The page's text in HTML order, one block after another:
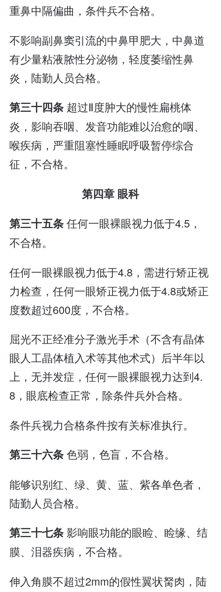
重鼻中隔偏曲，条件兵不合格。
不影响副鼻窦引流的中鼻甲肥大，中鼻道
有少量粘液脓性分泌物，轻度萎缩性鼻
炎，陆勤人员合格。
第三十四条 超过Ⅱ度肿大的慢性扁桃体
炎，影响吞咽、发音功能难以治愈的咽、
喉疾病，严重阻塞性睡眠呼吸暂停综合
征，不合格。
第四章 眼科
第三十五条任何一眼裸眼视力低于4.5，
不合格。
任何一眼裸眼视力低于4.8，需进行矫正视
力检查，任何一眼矫正视力低于4.8或矫正
度数超过600度，不合格。
屈光不正经准分子激光手术（不含有晶体
眼人工晶体植入术等其他术式）后半年以
上，无并发症，任何一眼裸眼视力达到4.
8，眼底检查正常，除条件兵外合格。
条件兵视力合格条件按有关标准执行。
第三十六条色弱，色盲，不合格。
能够识别红、绿、黄、蓝、紫各单色者，
陆勤人员合格。
第三十七条影响眼功能的眼睑、睑缘、结
膜、泪器疾病，不合格。
伸入角膜不超过2mm的假性翼状胬肉，陆